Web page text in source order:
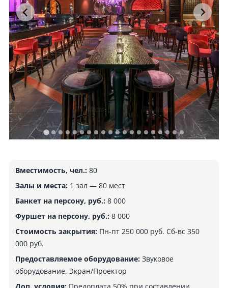
Вместимость, чел.:80
Залы и места:1 зал — 80 мест
Банкет на персону, руб.:8 000
Фуршет на персону, руб.:8 000
Стоимость закрытия:Пн-пт 250 000 руб. Сб-вс 350
000 руб.
Предоставляемое оборудование:Звуковое
оборудование, Экран/Проектор